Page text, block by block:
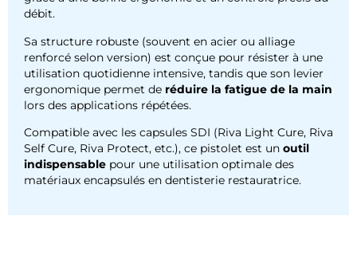
débit.
Sa structure robuste (souvent en acier ou alliage
renforcé selon version) est conçue pour résister à une
utilisation quotidienne intensive, tandis que son levier
ergonomique permet de réduire la fatigue de la main
lors des applications répétées.
Compatible avec les capsules SDI (Riva Light Cure, Riva
Self Cure, Riva Protect, etc.), ce pistolet est un outil
indispensable pour une utilisation optimale des
matériaux encapsulés en dentisterie restauratrice.